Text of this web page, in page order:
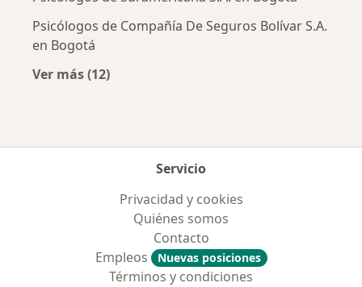
Psicólogos de Compañía De Seguros Bolívar S.A.
en Bogotá
Ver más (12)
Servicio
Privacidad y cookies
Quiénes somos
Contacto
Empleos
Nuevas posiciones
Términos y condiciones